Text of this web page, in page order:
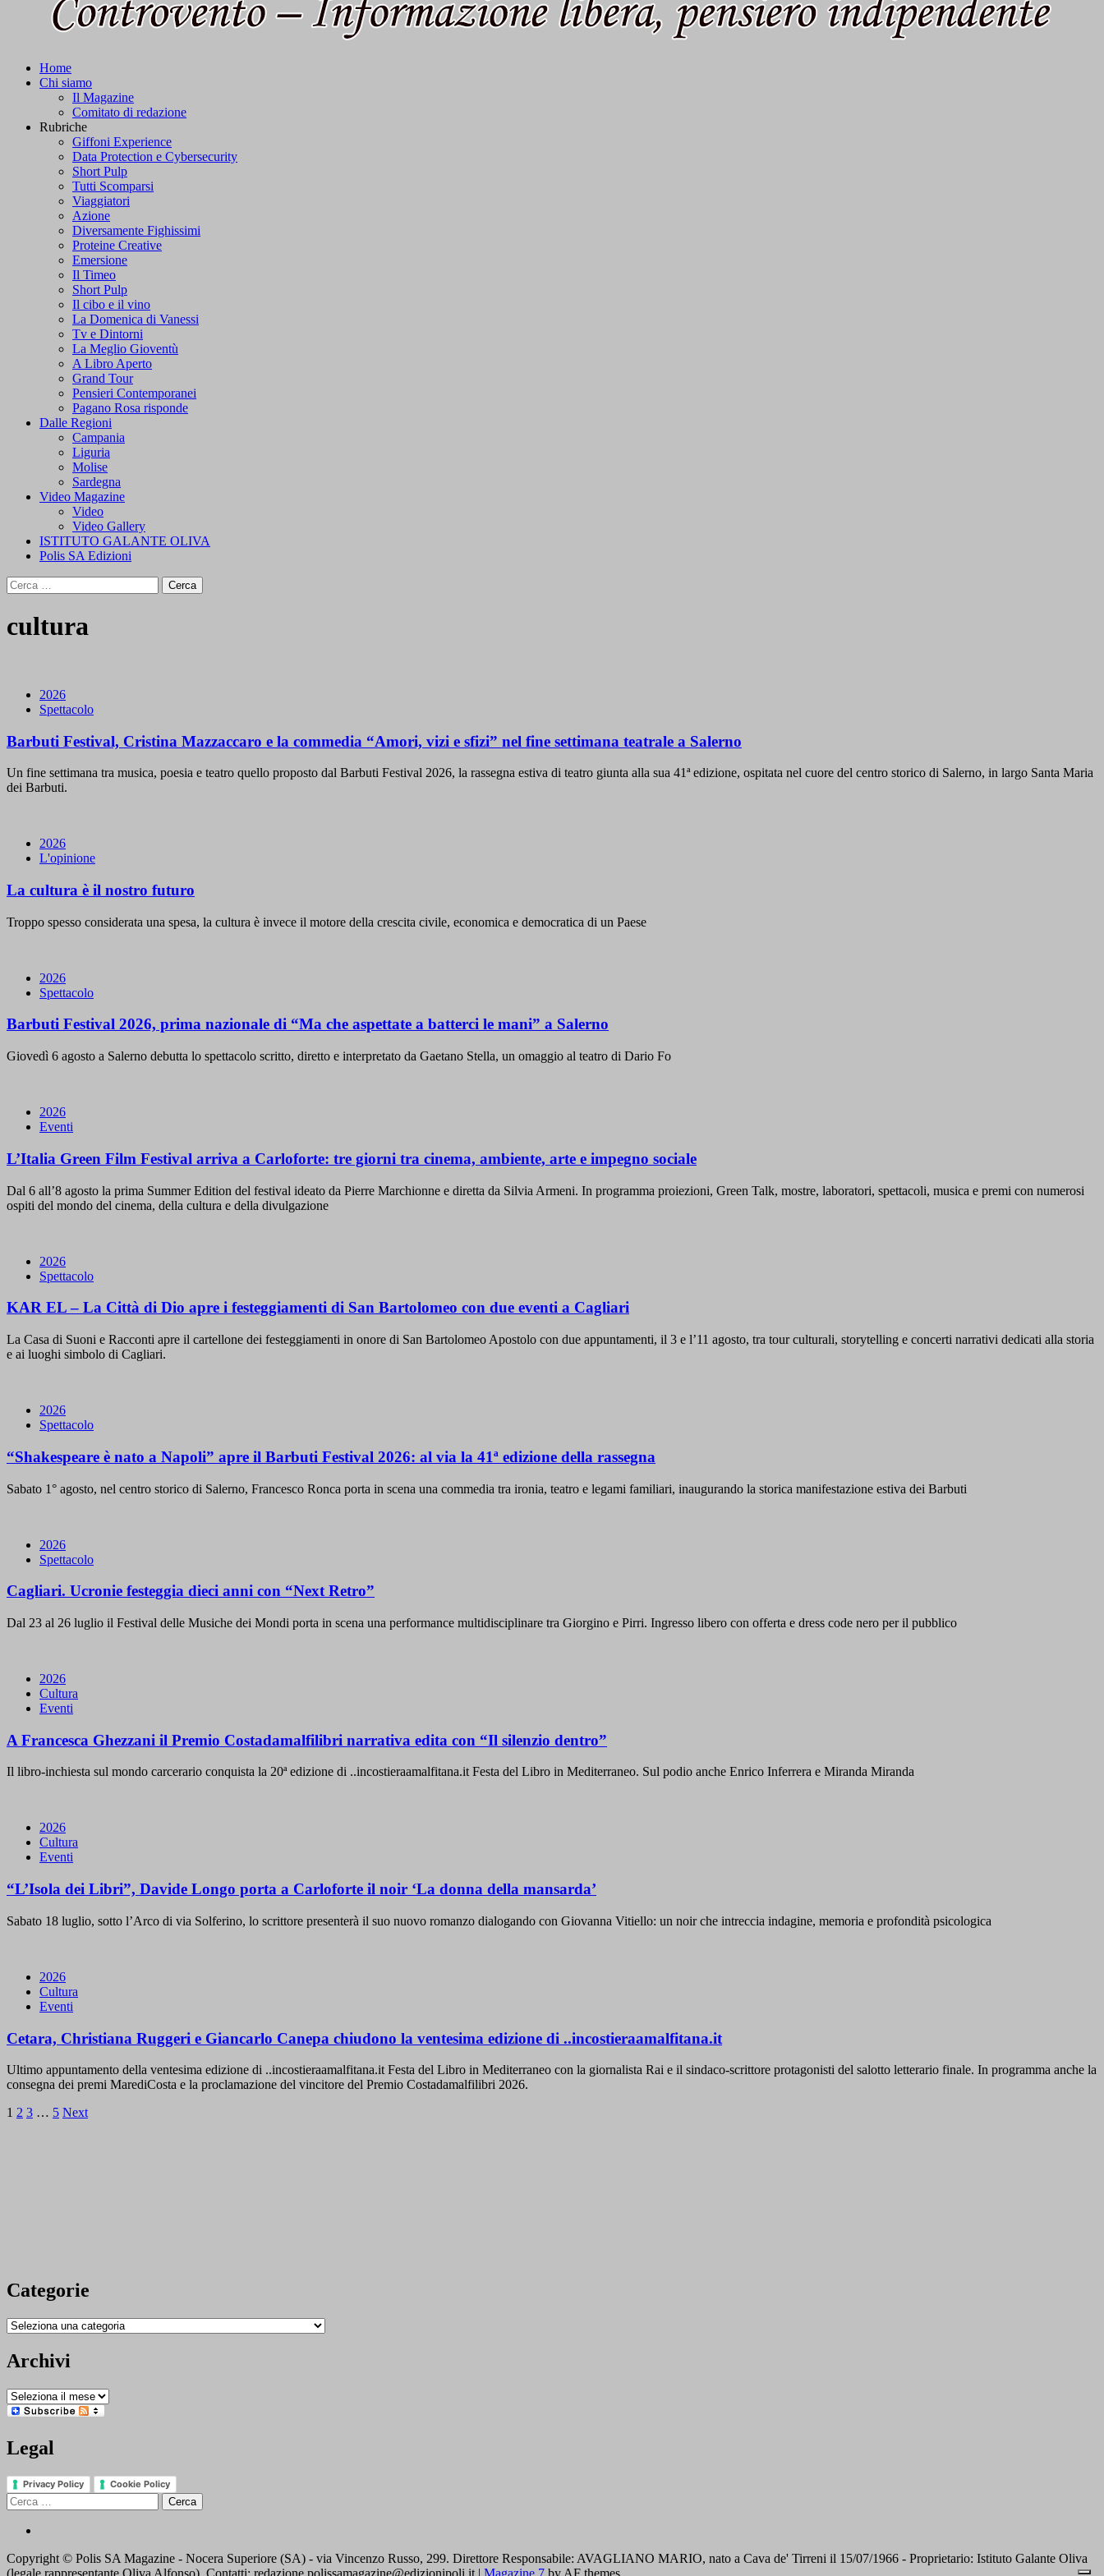
Polis SA Magazine
L'informazione libera
Primary
Menu
Home
Chi siamo
Il Magazine
Comitato di redazione
Rubriche
Giffoni Experience
Data Protection e Cybersecurity
Short Pulp
Tutti Scomparsi
Viaggiatori
Azione
Diversamente Fighissimi
Proteine Creative
Emersione
Il Timeo
Short Pulp
Il cibo e il vino
La Domenica di Vanessi
Tv e Dintorni
La Meglio Gioventù
A Libro Aperto
Grand Tour
Pensieri Contemporanei
Pagano Rosa risponde
Dalle Regioni
Campania
Liguria
Molise
Sardegna
Video Magazine
Video
Video Gallery
ISTITUTO GALANTE OLIVA
Polis SA Edizioni
Ricerca
per:
cultura
2026
Spettacolo
Barbuti Festival, Cristina Mazzaccaro e la commedia “Amori, vizi e sfizi” nel fine settimana teatrale a Salerno
Un fine settimana tra musica, poesia e teatro quello proposto dal Barbuti Festival 2026, la rassegna estiva di teatro giunta alla sua 41ª edizione, ospitata nel cuore del centro storico di Salerno, in largo Santa Maria
dei Barbuti.
2026
L'opinione
La cultura è il nostro futuro
Troppo spesso considerata una spesa, la cultura è invece il motore della crescita civile, economica e democratica di un Paese
2026
Spettacolo
Barbuti Festival 2026, prima nazionale di “Ma che aspettate a batterci le mani” a Salerno
Giovedì 6 agosto a Salerno debutta lo spettacolo scritto, diretto e interpretato da Gaetano Stella, un omaggio al teatro di Dario Fo
2026
Eventi
L’Italia Green Film Festival arriva a Carloforte: tre giorni tra cinema, ambiente, arte e impegno sociale
Dal 6 all’8 agosto la prima Summer Edition del festival ideato da Pierre Marchionne e diretta da Silvia Armeni. In programma proiezioni, Green Talk, mostre, laboratori, spettacoli, musica e premi con numerosi
ospiti del mondo del cinema, della cultura e della divulgazione
2026
Spettacolo
KAR EL – La Città di Dio apre i festeggiamenti di San Bartolomeo con due eventi a Cagliari
La Casa di Suoni e Racconti apre il cartellone dei festeggiamenti in onore di San Bartolomeo Apostolo con due appuntamenti, il 3 e l’11 agosto, tra tour culturali, storytelling e concerti narrativi dedicati alla storia
e ai luoghi simbolo di Cagliari.
2026
Spettacolo
“Shakespeare è nato a Napoli” apre il Barbuti Festival 2026: al via la 41ª edizione della rassegna
Sabato 1° agosto, nel centro storico di Salerno, Francesco Ronca porta in scena una commedia tra ironia, teatro e legami familiari, inaugurando la storica manifestazione estiva dei Barbuti
2026
Spettacolo
Cagliari. Ucronie festeggia dieci anni con “Next Retro”
Dal 23 al 26 luglio il Festival delle Musiche dei Mondi porta in scena una performance multidisciplinare tra Giorgino e Pirri. Ingresso libero con offerta e dress code nero per il pubblico
2026
Cultura
Eventi
A Francesca Ghezzani il Premio Costadamalfilibri narrativa edita con “Il silenzio dentro”
Il libro-inchiesta sul mondo carcerario conquista la 20ª edizione di ..incostieraamalfitana.it Festa del Libro in Mediterraneo. Sul podio anche Enrico Inferrera e Miranda Miranda
2026
Cultura
Eventi
“L’Isola dei Libri”, Davide Longo porta a Carloforte il noir ‘La donna della mansarda’
Sabato 18 luglio, sotto l’Arco di via Solferino, lo scrittore presenterà il suo nuovo romanzo dialogando con Giovanna Vitiello: un noir che intreccia indagine, memoria e profondità psicologica
2026
Cultura
Eventi
Cetara, Christiana Ruggeri e Giancarlo Canepa chiudono la ventesima edizione di ..incostieraamalfitana.it
Ultimo appuntamento della ventesima edizione di ..incostieraamalfitana.it Festa del Libro in Mediterraneo con la giornalista Rai e il sindaco-scrittore protagonisti del salotto letterario finale. In programma anche la
consegna dei premi MarediCosta e la proclamazione del vincitore del Premio Costadamalfilibri 2026.
Paginazione
1 2 3 … 5 Next
Categorie
Categorie
Archivi
Archivi
Legal
Privacy Policy Cookie Policy
Ricerca
per:
Copyright © Polis SA Magazine - Nocera Superiore (SA) - via Vincenzo Russo, 299. Direttore Responsabile: AVAGLIANO MARIO, nato a Cava de' Tirreni il 15/07/1966 - Proprietario: Istituto Galante Oliva
(legale rappresentante Oliva Alfonso). Contatti: redazione.polissamagazine@edizionipoli.it | Magazine 7 by AF themes.